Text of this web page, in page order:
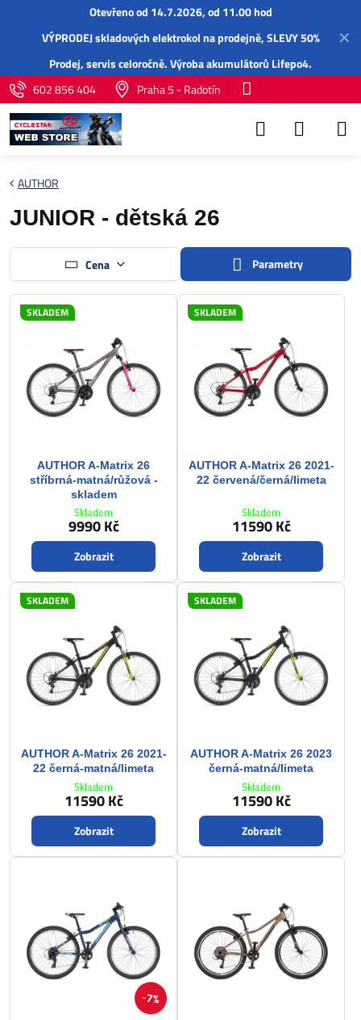
✕
Otevřeno od 14.7.2026, od 11.00 hod
VÝPRODEJ skladových elektrokol na prodejně, SLEVY 50%
Prodej,servisceloročně.Výroba akumulátorů Lifepo4.
602 856 404
Praha 5 - Radotín
AUTHOR
JUNIOR - dětská 26
Cena Parametry
SKLADEM
AUTHOR A-Matrix 26
stříbrná-matná/růžová -
skladem
Skladem
9990 Kč
Zobrazit
SKLADEM
AUTHOR A-Matrix 26 2021-
22 červená/černá/limeta
Skladem
11590 Kč
Zobrazit
SKLADEM
AUTHOR A-Matrix 26 2021-
22 černá-matná/limeta
Skladem
11590 Kč
Zobrazit
SKLADEM
AUTHOR A-Matrix 26 2023
černá-matná/limeta
Skladem
11590 Kč
Zobrazit
7%